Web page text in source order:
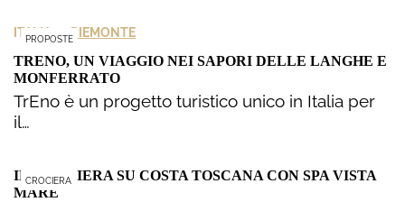
PROPOSTE
ITALIA > PIEMONTE
TRENO, UN VIAGGIO NEI SAPORI DELLE LANGHE E
MONFERRATO
TrEno è un progetto turistico unico in Italia per
il…
CROCIERA
IN CROCIERA SU COSTA TOSCANA CON SPA VISTA
MARE